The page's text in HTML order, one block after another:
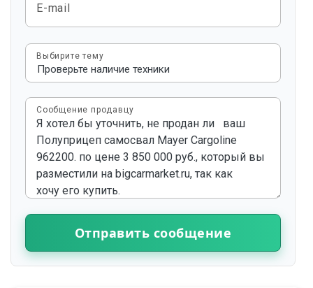
E-mail
Выбирите тему
Сообщение продавцу
Отправить сообщение